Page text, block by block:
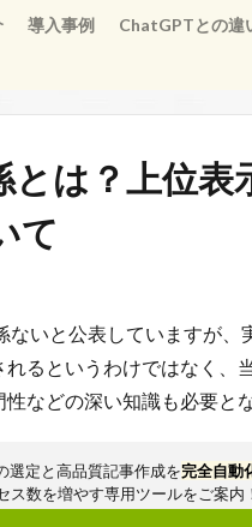
導入事例 ChatGPTとの違
とは？上位表
て
ないと公表していますが、
るというわけではなく、
などの深い知識も必要と
選定と高品質記事作成を完全自動
ス数を増やす専用ツールをご案内